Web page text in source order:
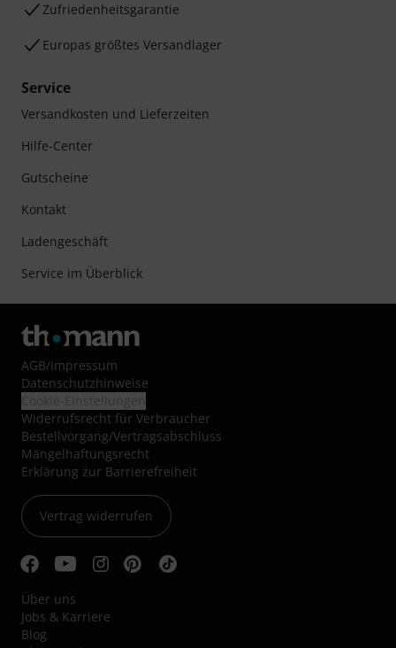
Zufriedenheitsgarantie
Europas größtes Versandlager
Service
Versandkosten und Lieferzeiten
Hilfe-Center
Gutscheine
Kontakt
Ladengeschäft
Service im Überblick
AGB/Impressum
Datenschutzhinweise
Widerrufsrecht für Verbraucher
Bestellvorgang/Vertragsabschluss
Mängelhaftungsrecht
Erklärung zur Barrierefreiheit
Vertrag widerrufen
Über uns
Jobs & Karriere
Blog